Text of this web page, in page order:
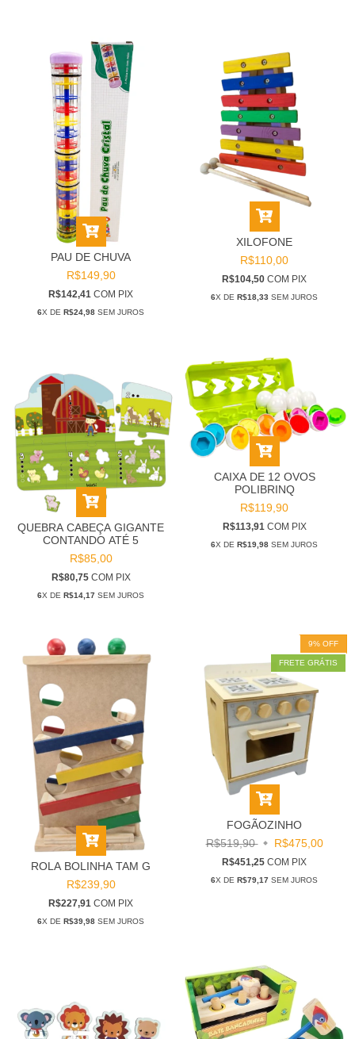
PAU DE CHUVA
R$149,90
R$142,41 COM PIX
6X DE R$24,98 SEM JUROS
XILOFONE
R$110,00
R$104,50 COM PIX
6X DE R$18,33 SEM JUROS
QUEBRA CABEÇA GIGANTE
CONTANDO ATÉ 5
R$85,00
R$80,75 COM PIX
6X DE R$14,17 SEM JUROS
CAIXA DE 12 OVOS
POLIBRINQ
R$119,90
R$113,91 COM PIX
6X DE R$19,98 SEM JUROS
ROLA BOLINHA TAM G
R$239,90
R$227,91 COM PIX
6X DE R$39,98 SEM JUROS
9% OFF
FRETE GRÁTIS
FOGÃOZINHO
R$519,90
R$475,00
R$451,25 COM PIX
6X DE R$79,17 SEM JUROS